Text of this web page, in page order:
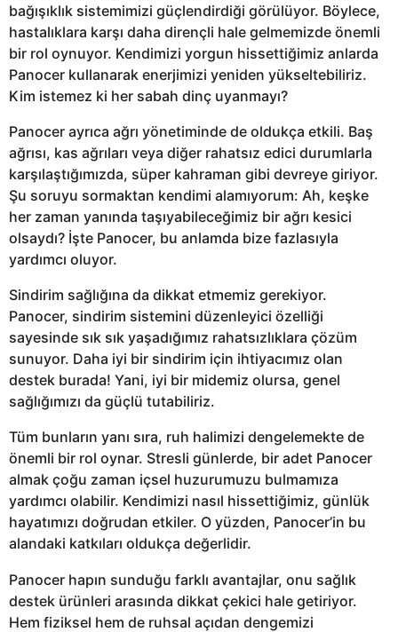
bağışıklık sistemimizi güçlendirdiği görülüyor. Böylece,
hastalıklara karşı daha dirençli hale gelmemizde önemli
bir rol oynuyor. Kendimizi yorgun hissettiğimiz anlarda
Panocer kullanarak enerjimizi yeniden yükseltebiliriz.
Kim istemez ki her sabah dinç uyanmayı?
Panocer ayrıca ağrı yönetiminde de oldukça etkili. Baş
ağrısı, kas ağrıları veya diğer rahatsız edici durumlarla
karşılaştığımızda, süper kahraman gibi devreye giriyor.
Şu soruyu sormaktan kendimi alamıyorum: Ah, keşke
her zaman yanında taşıyabileceğimiz bir ağrı kesici
olsaydı? İşte Panocer, bu anlamda bize fazlasıyla
yardımcı oluyor.
Sindirim sağlığına da dikkat etmemiz gerekiyor.
Panocer, sindirim sistemini düzenleyici özelliği
sayesinde sık sık yaşadığımız rahatsızlıklara çözüm
sunuyor. Daha iyi bir sindirim için ihtiyacımız olan
destek burada! Yani, iyi bir midemiz olursa, genel
sağlığımızı da güçlü tutabiliriz.
Tüm bunların yanı sıra, ruh halimizi dengelemekte de
önemli bir rol oynar. Stresli günlerde, bir adet Panocer
almak çoğu zaman içsel huzurumuzu bulmamıza
yardımcı olabilir. Kendimizi nasıl hissettiğimiz, günlük
hayatımızı doğrudan etkiler. O yüzden, Panocer’in bu
alandaki katkıları oldukça değerlidir.
Panocer hapın sunduğu farklı avantajlar, onu sağlık
destek ürünleri arasında dikkat çekici hale getiriyor.
Hem fiziksel hem de ruhsal açıdan dengemizi